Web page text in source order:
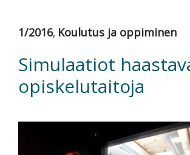
viestittää
tutkimus-,
kehittämis-
ammattikorkeakoulutusta
1/2016, Koulutus ja oppiminen
Simulaatiot
opiskelutaitoja